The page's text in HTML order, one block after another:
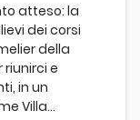
atteso: la
dei corsi
della
e
in un
Villa...